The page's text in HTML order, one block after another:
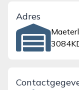
Adres